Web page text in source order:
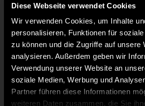
Diese Webseite verwendet Cookies
Wir verwenden Cookies, um Inhalte
personalisieren, Funktionen für
zu können und die Zugriffe auf unsere
analysieren. Außerdem geben wir
Verwendung unserer Website an
soziale Medien, Werbung und
Partner führen diese Informationen
weiteren Daten zusammen, die Sie
Emma K.
Staff